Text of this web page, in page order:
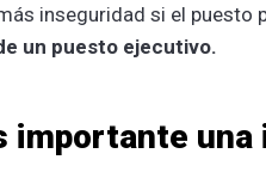
inseguridad si el puesto
un puesto ejecutivo.
importante